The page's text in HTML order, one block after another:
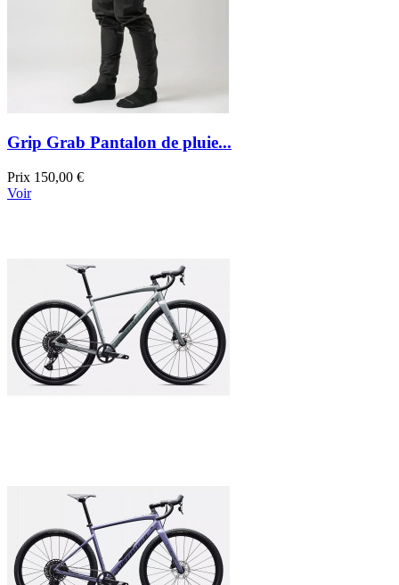
Grip Grab Pantalon de pluie...
Prix 150,00 €
Voir